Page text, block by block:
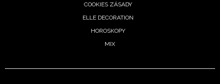
COOKIES ZÁSADY
ELLE DECORATION
HOROSKOPY
MIX